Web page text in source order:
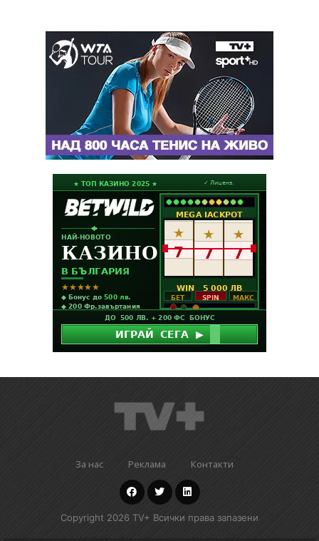
За нас Реклама Контакти
Copyright 2026 TV+ Всички права запазени